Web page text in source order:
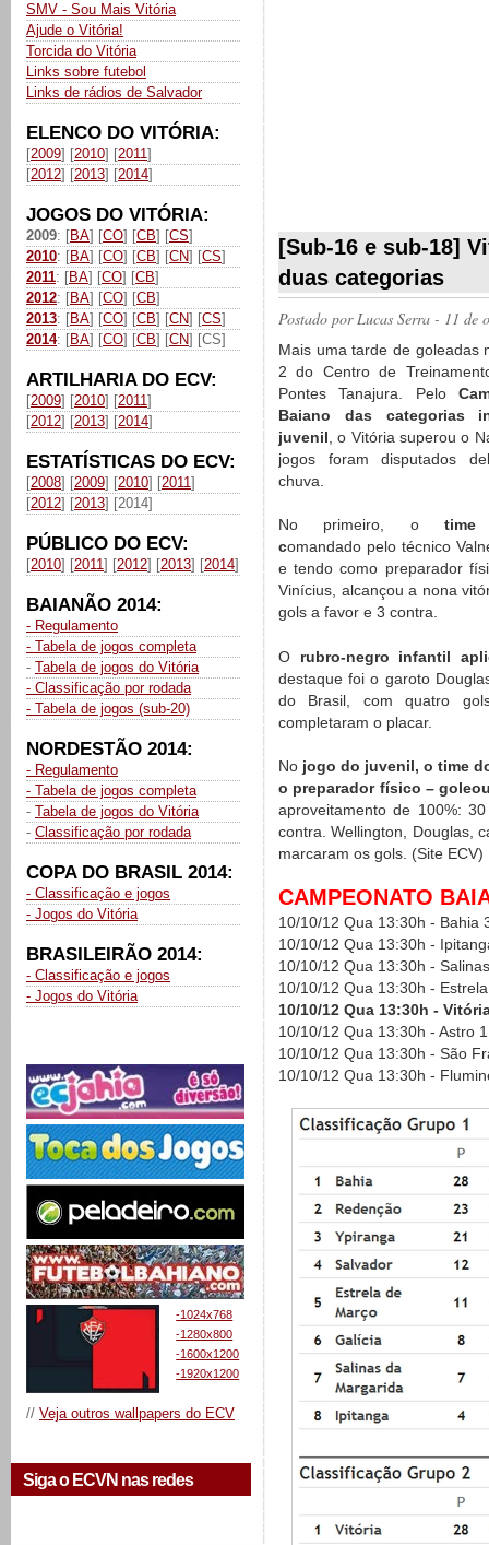
SMV - Sou Mais Vitória
Ajude o Vitória!
Torcida do Vitória
Links sobre futebol
Links de rádios de Salvador
ELENCO DO VITÓRIA:
[2009] [2010] [2011]
[2012] [2013] [2014]
JOGOS DO VITÓRIA:
2009: [BA] [CO] [CB] [CS]
2010: [BA] [CO] [CB] [CN] [CS]
2011: [BA] [CO] [CB]
2012: [BA] [CO] [CB]
2013: [BA] [CO] [CB] [CN] [CS]
2014: [BA] [CO] [CB] [CN] [CS]
ARTILHARIA DO ECV:
[2009] [2010] [2011]
[2012] [2013] [2014]
ESTATÍSTICAS DO ECV:
[2008] [2009] [2010] [2011]
[2012] [2013] [2014]
PÚBLICO DO ECV:
[2010] [2011] [2012] [2013] [2014]
BAIANÃO 2014:
- Regulamento
- Tabela de jogos completa
- Tabela de jogos do Vitória
- Classificação por rodada
- Tabela de jogos (sub-20)
NORDESTÃO 2014:
- Regulamento
- Tabela de jogos completa
- Tabela de jogos do Vitória
- Classificação por rodada
COPA DO BRASIL 2014:
- Classificação e jogos
- Jogos do Vitória
BRASILEIRÃO 2014:
- Classificação e jogos
- Jogos do Vitória
-1024x768
-1280x800
-1600x1200
-1920x1200
// Veja outros wallpapers do ECV
Siga o ECVN nas redes
[Sub-16 e sub-18]
duas categorias
Postado porLucas Serra - 11 de
Mais uma tarde de goleadas
2 do Centro de
Pontes Tanajura. Pelo
Baiano das categorias
juvenil, o Vitória superou o
jogos foram disputados
chuva.
No primeiro, o time
comandado pelo técnico
e tendo como preparador
Vinícius, alcançou a nona
gols a favor e 3 contra.
O rubro-negro infantil
destaque foi o garoto
do Brasil, com quatro
completaram o placar.
No jogo do juvenil, o time
o preparador físico –
aproveitamento de 100%:
contra. Wellington, Douglas,
marcaram os gols. (Site ECV)
CAMPEONATO
10/10/12 Qua 13:30h - Bahia
10/10/12 Qua 13:30h -
10/10/12 Qua 13:30h -
10/10/12 Qua 13:30h -
10/10/12 Qua 13:30h -
10/10/12 Qua 13:30h - Astro
10/10/12 Qua 13:30h - São
10/10/12 Qua 13:30h -